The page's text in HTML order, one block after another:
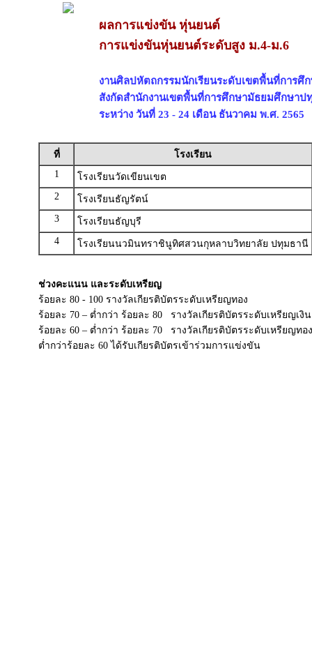
ผลการแข่งขัน หุ่นยนต์
การแข่งขันหุ่นยนต์ระดับสูง ม.4-ม.6
งานศิลปหัตถกรรมนักเรียนระดับเขตพื้นที่การศึ
สังกัดสำนักงานเขตพื้นที่การศึกษามัธยมศึกษาป
ระหว่าง วันที่ 23 - 24 เดือน ธันวาคม พ.ศ. 2565
ที่
โรงเรียน
1
โรงเรียนวัดเขียนเขต
2
โรงเรียนธัญรัตน์
3
โรงเรียนธัญบุรี
4
โรงเรียนนวมินทราชินูทิศสวนกุหลาบวิทยาลัย ปทุมธานี
ช่วงคะแนน และระดับเหรียญ
ร้อยละ 80 - 100 รางวัลเกียรติบัตรระดับเหรียญทอง
ร้อยละ 70 – ต่ำกว่า ร้อยละ 80 รางวัลเกียรติบัตรระดับเหรียญเงิน
ร้อยละ 60 – ต่ำกว่า ร้อยละ 70 รางวัลเกียรติบัตรระดับเหรียญทอ
ต่ำกว่าร้อยละ 60 ได้รับเกียรติบัตรเข้าร่วมการแข่งขัน